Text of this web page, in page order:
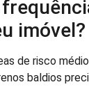
imóvel?
de risco
baldios